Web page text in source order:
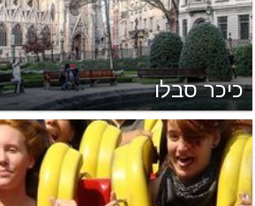
כיכר סבלו